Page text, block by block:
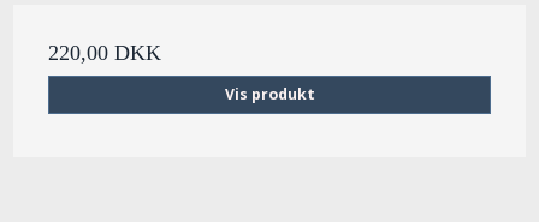
220,00 DKK
Vis produkt